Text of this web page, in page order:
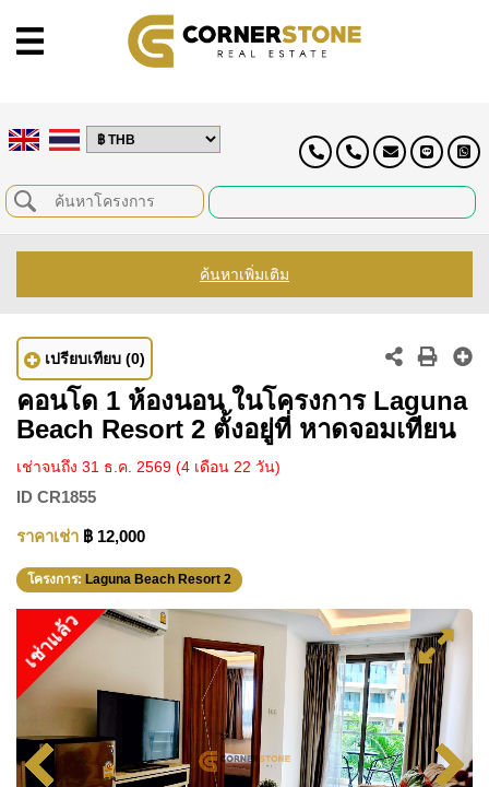
ค้นหาเพิ่มเติม
เปรียบเทียบ (0)
คอนโด 1 ห้องนอน ในโครงการ Laguna
Beach Resort 2 ตั้งอยู่ที่ หาดจอมเทียน
เช่าจนถึง 31 ธ.ค. 2569 (4 เดือน 22 วัน)
ID CR1855
ราคาเช่า ฿ 12,000
โครงการ: Laguna Beach Resort 2
เช่าแล้ว